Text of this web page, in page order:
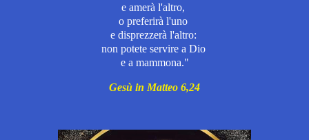
e amerà l'altro,
o preferirà l'uno
e disprezzerà l'altro:
non potete servire a Dio
e a mammona."
Gesù in Matteo 6,24